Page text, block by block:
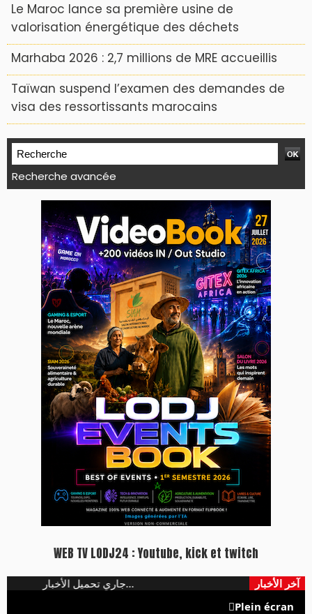
Le Maroc lance sa première usine de
valorisation énergétique des déchets
Marhaba 2026 : 2,7 millions de MRE accueillis
Taïwan suspend l’examen des demandes de
visa des ressortissants marocains
Recherche avancée
WEB TV LODJ24 : Youtube, kick et twitch
آخر الأخبار
جاري تحميل الأخبار...
Plein écran